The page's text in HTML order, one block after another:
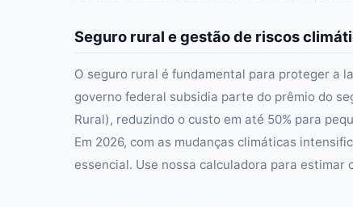
Seguro rural e gestão de riscos
O seguro rural é fundamental para proteger a
governo federal subsidia parte do prêmio do
Rural), reduzindo o custo em até 50% para
Em 2026, com as mudanças climáticas
essencial. Use nossa calculadora para